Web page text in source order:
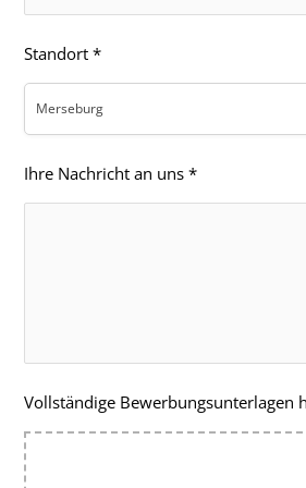
Standort*
Merseburg
Ihre Nachricht an uns*
Vollständige Bewerbungsunterlagen